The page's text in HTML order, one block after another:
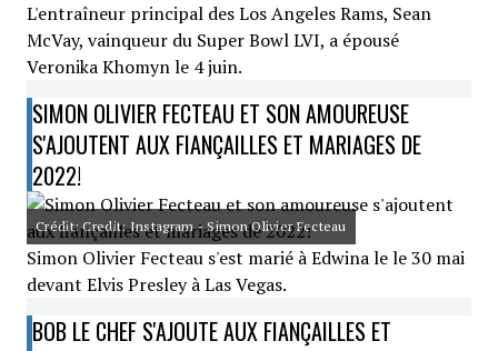
L'entraîneur principal des Los Angeles Rams, Sean
McVay, vainqueur du Super Bowl LVI, a épousé
Veronika Khomyn le 4 juin.
SIMON OLIVIER FECTEAU ET SON AMOUREUSE
S'AJOUTENT AUX FIANÇAILLES ET MARIAGES DE
2022!
Crédit: Credit: Instagram - Simon Olivier Fecteau
Simon Olivier Fecteau s'est marié à Edwina le le 30 mai
devant Elvis Presley à Las Vegas.
BOB LE CHEF S'AJOUTE AUX FIANÇAILLES ET